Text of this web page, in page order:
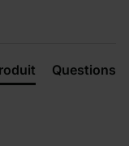
Questions